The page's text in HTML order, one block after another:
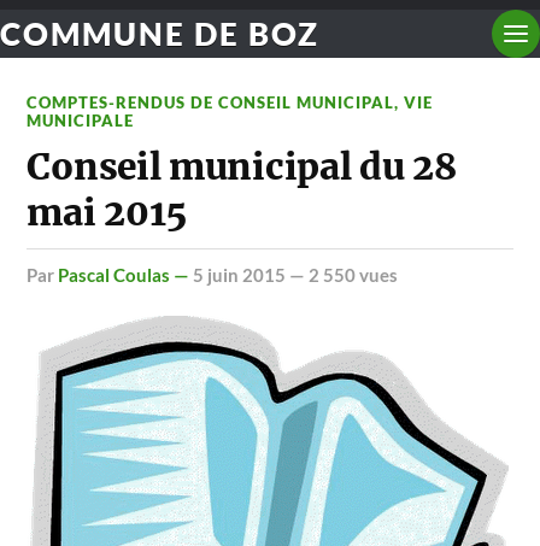
COMMUNE DE BOZ
COMPTES-RENDUS DE CONSEIL MUNICIPAL,VIE
MUNICIPALE
Conseil municipal du 28
mai 2015
par Pascal Coulas — 5 juin 2015 — 2 550 vues